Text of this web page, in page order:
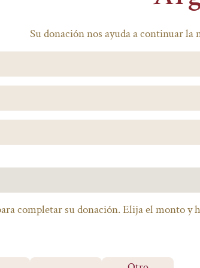
Su donación nos ayuda a continuar la
completar su donación. Elija el monto y